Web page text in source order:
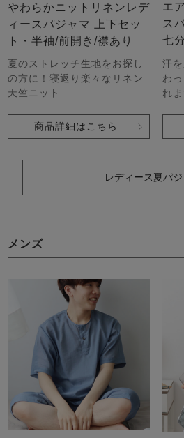
やわらかニットリネンレデ
ィースパジャマ 上下セッ
ト・半袖/前開き/襟あり
夏のストレッチ生地をお探し
の方に！寝返り楽々なリネン
天竺ニット
商品詳細はこちら
エ
ス
七
汗
わ
れ
レディース夏パ
メンズ